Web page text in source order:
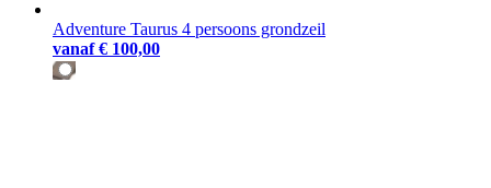
Adventure Taurus 4 persoons grondzeil
vanaf € 100,00